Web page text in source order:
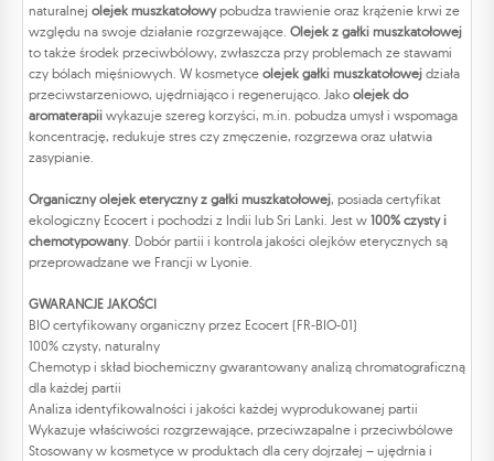
naturalnej olejek muszkatołowypobudza trawienie oraz krążenie krwi ze
względu na swoje działanie rozgrzewające. Olejek z gałki muszkatołowej
to także środek przeciwbólowy, zwłaszcza przy problemach ze stawami
czy bólach mięśniowych. W kosmetyce olejek gałki muszkatołowej działa
przeciwstarzeniowo, ujędrniająco i regenerująco. Jako olejek do
aromaterapii wykazuje szereg korzyści, m.in. pobudza umysł i wspomaga
koncentrację, redukuje stres czy zmęczenie, rozgrzewa oraz ułatwia
zasypianie.
Organiczny olejek eteryczny z gałki muszkatołowej, posiada certyfikat
ekologiczny Ecocert i pochodzi z Indii lub Sri Lanki. Jest w 100% czysty i
chemotypowany. Dobór partii i kontrola jakości olejków eterycznych są
przeprowadzane we Francji w Lyonie.
GWARANCJE JAKOŚCI
BIO certyfikowany organiczny przez Ecocert (FR-BIO-01)
100% czysty, naturalny
Chemotyp i skład biochemiczny gwarantowany analizą chromatograficzną
dla każdej partii
Analiza identyfikowalności i jakości każdej wyprodukowanej partii
Wykazuje właściwości rozgrzewające, przeciwzapalne i przeciwbólowe
Stosowany w kosmetyce w produktach dla cery dojrzałej – ujędrnia i